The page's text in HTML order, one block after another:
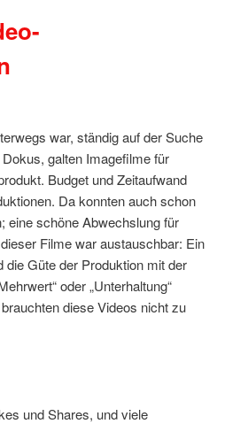
war, ständig auf der Suche
galten Imagefilme für
Budget und Zeitaufwand
Da konnten auch schon
eine schöne Abwechslung für
Filme war austauschbar: Ein
Güte der Produktion mit der
oder „Unterhaltung“
diese Videos nicht zu
und Shares, und viele